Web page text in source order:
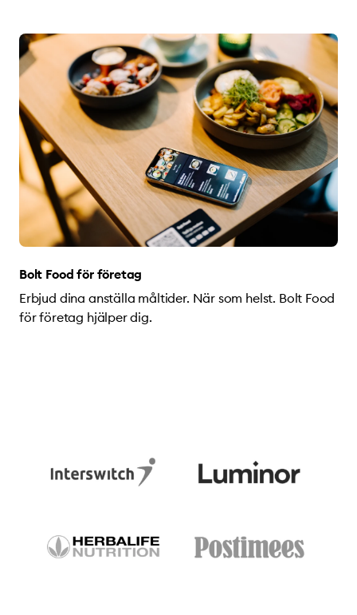
Bolt Food för företag
Erbjud dina anställa måltider. När som helst. Bolt Food
för företag hjälper dig.